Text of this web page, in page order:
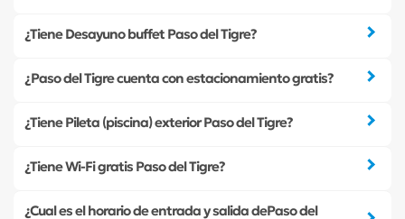
¿Tiene Desayuno buffet Paso del Tigre?
¿Paso del Tigre cuenta con estacionamiento gratis?
¿Tiene Pileta (piscina) exterior Paso del Tigre?
¿Tiene Wi-Fi gratis Paso del Tigre?
¿Cual es el horario de entrada y salida dePaso del